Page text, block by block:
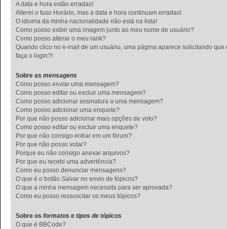
A data e hora estão erradas!
Alterei o fuso Horário, mas a data e hora continuam erradas!
O idioma da minha nacionalidade não está na lista!
Como posso exibir uma imagem junto ao meu nome de usuário?
Como posso alterar o meu rank?
Quando clico no e-mail de um usuário, uma página aparece solicitando que
faça o login?!
Sobre as mensagens
Como posso enviar uma mensagem?
Como posso editar ou excluir uma mensagem?
Como posso adicionar assinatura a uma mensagem?
Como posso adicionar uma enquete?
Por que não posso adicionar mais opções de voto?
Como posso editar ou excluir uma enquete?
Por que não consigo entrar em um fórum?
Por que não posso votar?
Porque eu não consigo anexar arquivos?
Por que eu recebi uma advertência?
Como eu posso denunciar mensagens?
O que é o botão Salvarno envio de tópicos?
O que a minha mensagem necessita para ser aprovada?
Como eu posso ressuscitar os meus tópicos?
Sobre os formatos e tipos de tópicos
O que é BBCode?